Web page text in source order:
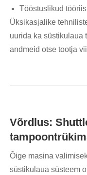
Tööstuslikud
Üksikasjalike
uurida ka süstikulaua
andmeid otse tootja
Võrdlus:
Õige masina
süstikulaua süsteem